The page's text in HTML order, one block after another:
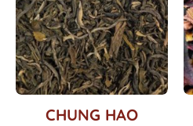
CHUNG HAO